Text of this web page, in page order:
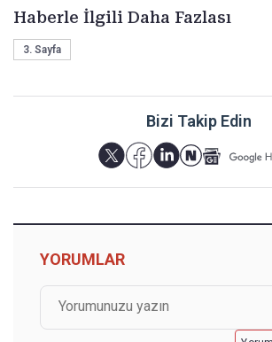
Haberle İlgili Daha Fazlası
3. Sayfa
Bizi Takip Edin
YORUMLAR